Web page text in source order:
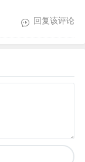
回复该评论